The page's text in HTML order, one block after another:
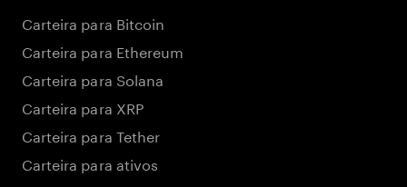
Carteira para Bitcoin
Carteira para Ethereum
Carteira para Solana
Carteira para XRP
Carteira para Tether
Carteira para ativos